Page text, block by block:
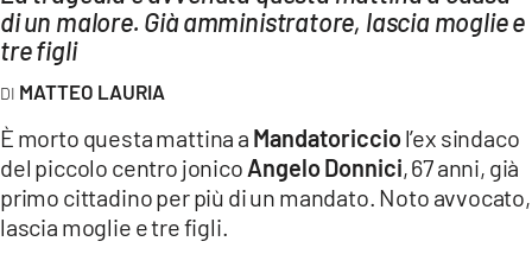
LaC
LACTV.IT
LACONAIR.IT
LACITYMAG.IT
di un malore. Già amministratore, lascia moglie e
tre figli
MATTEO LAURIA
È morto questa mattina a Mandatoricciol’ex sindaco
del piccolo centro jonico Angelo Donnici, 67 anni, già
primo cittadino per più di un mandato. Noto avvocato,
lascia moglie e tre figli.